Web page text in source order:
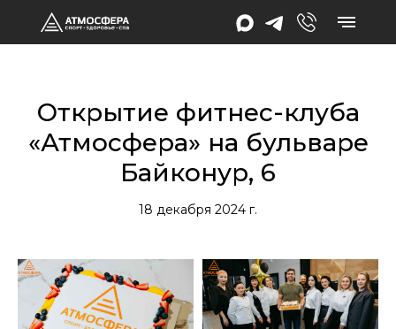
Открытие фитнес-клуба
«Атмосфера» на бульваре
Байконур, 6
18 декабря 2024 г.